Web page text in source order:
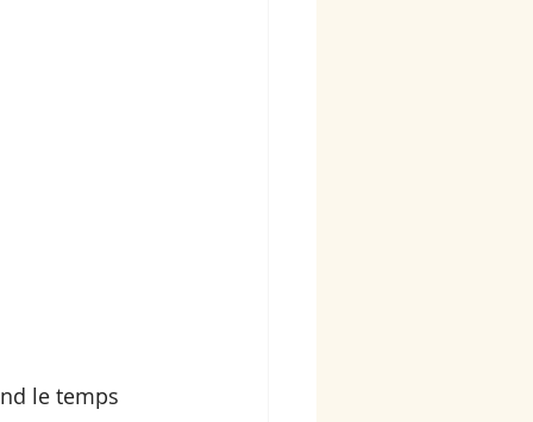
le temps